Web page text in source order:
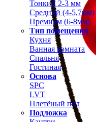
Тонкий 2-3 мм
Средний (4-5,7мм)
Премиум (6-8мм)
Тип помещения
Кухня
Ванная комната
Спальня
Гостиная
Основа
SPC
LVT
Плетёный пол
Подложка